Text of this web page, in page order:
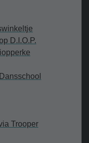
D.I.O.P.
Trooper